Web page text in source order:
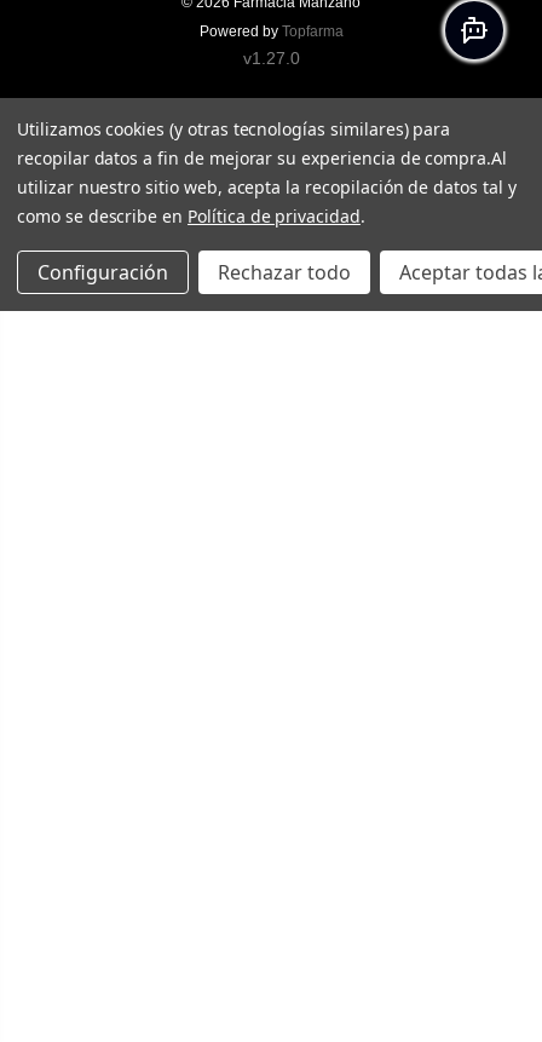
Powered by Topfarma
v1.27.0
Utilizamos cookies (y otras tecnologías similares) para
recopilar datos a fin de mejorar su experiencia de compra.Al
utilizar nuestro sitio web, acepta la recopilación de datos tal y
como se describe en Política de privacidad.
Configuración Rechazar todo Aceptar todas